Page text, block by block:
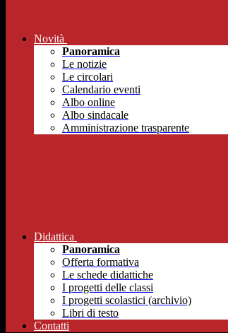
Novità
Panoramica
Le notizie
Le circolari
Calendario eventi
Albo online
Albo sindacale
Amministrazione trasparente
Didattica
Panoramica
Offerta formativa
Le schede didattiche
I progetti delle classi
I progetti scolastici (archivio)
Libri di testo
Contatti